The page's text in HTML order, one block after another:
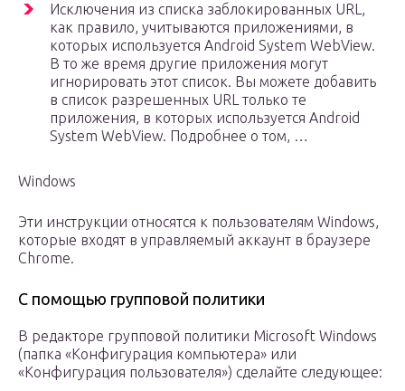
Исключения из списка заблокированных URL,
как правило, учитываются приложениями, в
которых используется Android System WebView.
В то же время другие приложения могут
игнорировать этот список. Вы можете добавить
в список разрешенных URL только те
приложения, в которых используется Android
System WebView. Подробнее о том, …
Windows
Эти инструкции относятся к пользователям Windows,
которые входят в управляемый аккаунт в браузере
Chrome.
С помощью групповой политики
В редакторе групповой политики Microsoft Windows
(папка «Конфигурация компьютера» или
«Конфигурация пользователя») сделайте следующее: